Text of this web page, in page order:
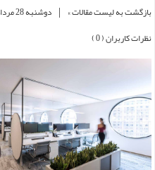
بازگشت به لیست مقالات » | دوشنبه 28 مرداد 1398 در ساعت 18 : 16 دقیقه
نظرات کاربران ( 0 )